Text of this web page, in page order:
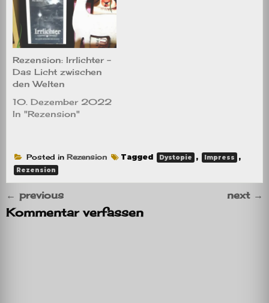
Rezension: Irrlichter –
Das Licht zwischen
den Welten
10. Dezember 2022
In "Rezension"
Posted in Rezension Tagged Dystopie , Impress ,
Rezension
← previous next →
Kommentar verfassen